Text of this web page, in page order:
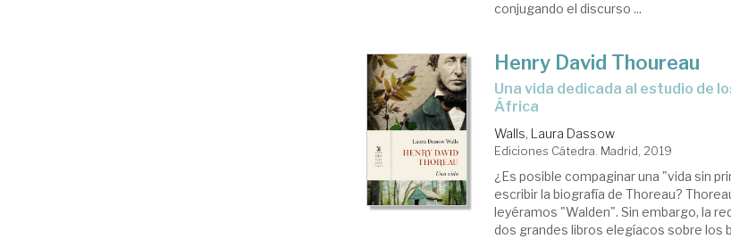
conjugando el discurso ...
Henry David Thoureau
una vida dedicada al estudio de los chimpancés salvajes de
África
Walls, Laura Dassow
Ediciones Cátedra. Madrid, 2019
¿Es posible compaginar una "vida sin
escribir la biografía de Thoreau?
leyéramos "Walden". Sin embargo, la
dos grandes libros elegíacos sobre los